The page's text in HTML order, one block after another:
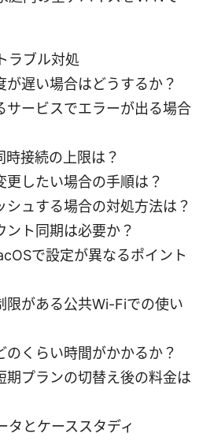
ラブル対処
が遅い場合はどうするか？
サービスでエラーが出る場合
時接続の上限は？
更したい場合の手順は？
シュする場合の対処方法は？
ント同期は必要か？
で設定が異なるポイント
限がある公共Wi-Fiでの使い
のくらい時間がかかるか？
期プランの切替え後の料金は
タとケーススタディ